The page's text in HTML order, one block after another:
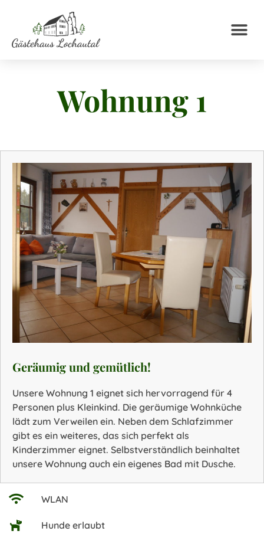
Wohnung 1
Geräumig und gemütlich!
Unsere Wohnung 1 eignet sich hervorragend für 4
Personen plus Kleinkind. Die geräumige Wohnküche
lädt zum Verweilen ein. Neben dem Schlafzimmer
gibt es ein weiteres, das sich perfekt als
Kinderzimmer eignet. Selbstverständlich beinhaltet
unsere Wohnung auch ein eigenes Bad mit Dusche.
WLAN
Hunde erlaubt